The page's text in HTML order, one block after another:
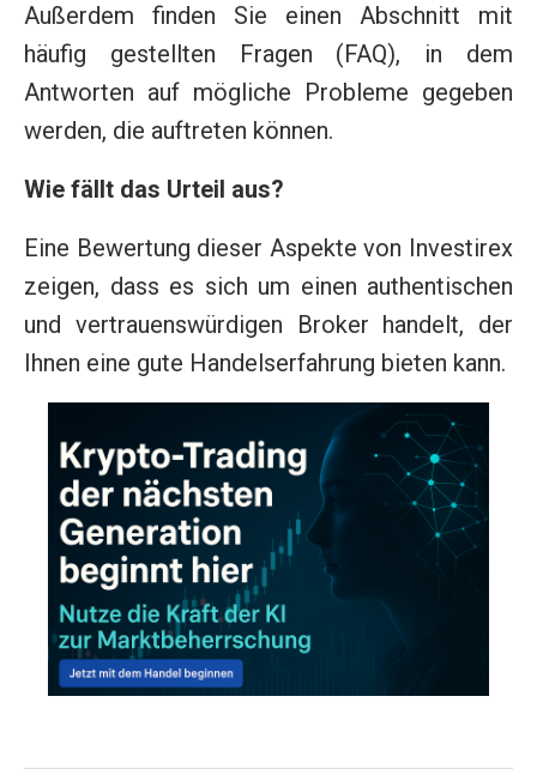
Außerdem finden Sie einen Abschnitt mit
häufig gestellten Fragen (FAQ), in dem
Antworten auf mögliche Probleme gegeben
werden, die auftreten können.
Wie fällt das Urteil aus?
Eine Bewertung dieser Aspekte von Investirex
zeigen, dass es sich um einen authentischen
und vertrauenswürdigen Broker handelt, der
Ihnen eine gute Handelserfahrung bieten kann.